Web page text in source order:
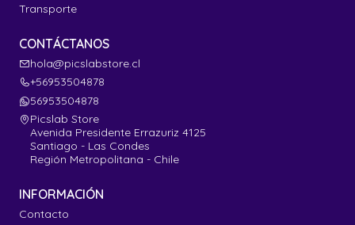
Transporte
CONTÁCTANOS
hola@picslabstore.cl
+56953504878
56953504878
Picslab Store
Avenida Presidente Errazuriz 4125
Santiago - Las Condes
Región Metropolitana - Chile
INFORMACIÓN
Contacto